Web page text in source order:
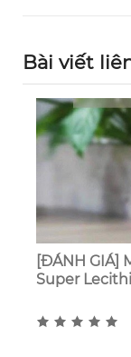
Bài viết
[ĐÁNH GIÁ]
Super